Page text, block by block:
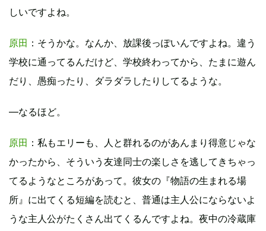
しいですよね。
原田 ：そうかな。なんか、放課後っぽいんですよね。違う
学校に通ってるんだけど、学校終わってから、たまに遊ん
だり、愚痴ったり、ダラダラしたりしてるような。
―なるほど。
原田 ：私もエリーも、人と群れるのがあんまり得意じゃな
かったから、そういう友達同士の楽しさを逃してきちゃっ
てるようなところがあって。彼女の『物語の生まれる場
所』に出てくる短編を読むと、普通は主人公にならないよ
うな主人公がたくさん出てくるんですよね。夜中の冷蔵庫